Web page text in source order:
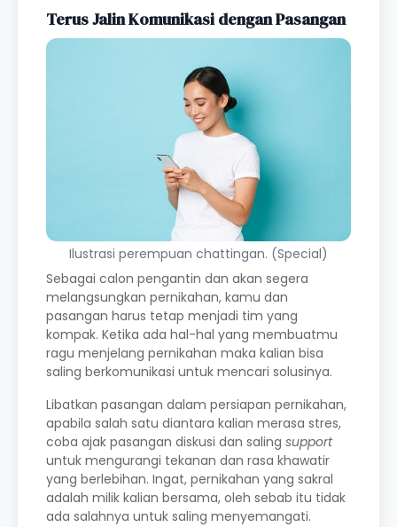
Terus Jalin Komunikasi dengan Pasangan
Ilustrasi perempuan chattingan. (Special)
Sebagai calon pengantin dan akan segera
melangsungkan pernikahan, kamu dan
pasangan harus tetap menjadi tim yang
kompak. Ketika ada hal-hal yang membuatmu
ragu menjelang pernikahan maka kalian bisa
saling berkomunikasi untuk mencari solusinya.
Libatkan pasangan dalam persiapan pernikahan,
apabila salah satu diantara kalian merasa stres,
coba ajak pasangan diskusi dan saling support
untuk mengurangi tekanan dan rasa khawatir
yang berlebihan. Ingat, pernikahan yang sakral
adalah milik kalian bersama, oleh sebab itu tidak
ada salahnya untuk saling menyemangati.